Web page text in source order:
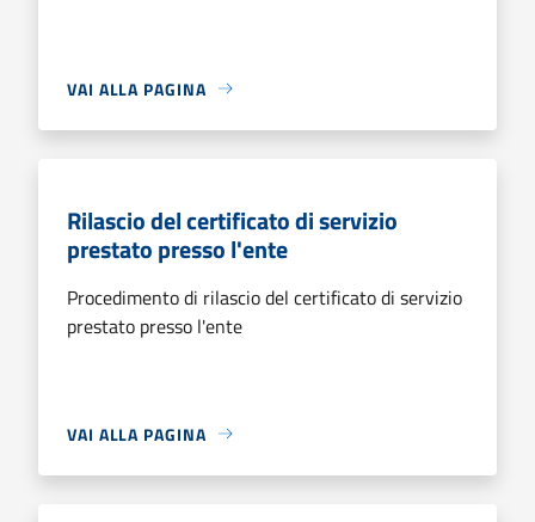
VAI ALLA PAGINA
Rilascio del certificato di servizio
prestato presso l'ente
Procedimento di rilascio del certificato di servizio
prestato presso l'ente
VAI ALLA PAGINA